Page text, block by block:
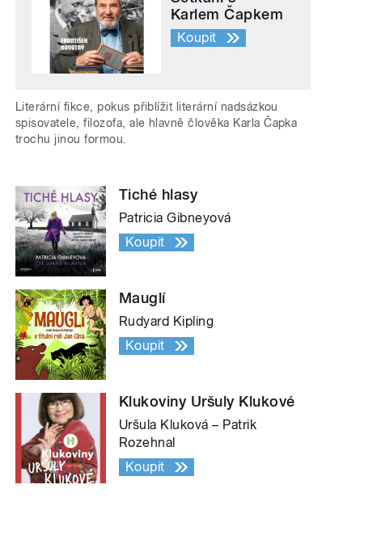
Karlem Čapkem
Koupit
Literární fikce, pokus přiblížit literární nadsázkou
spisovatele, filozofa, ale hlavně člověka Karla Čapka
trochu jinou formou.
Tiché hlasy
Patricia Gibneyová
Koupit
Mauglí
Rudyard Kipling
Koupit
Klukoviny Uršuly Klukové
Uršula Kluková – Patrik
Rozehnal
Koupit